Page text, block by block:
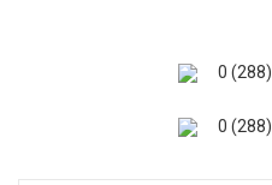
0 (288)
0 (288)